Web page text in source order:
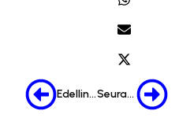
Edellinen Seuraava